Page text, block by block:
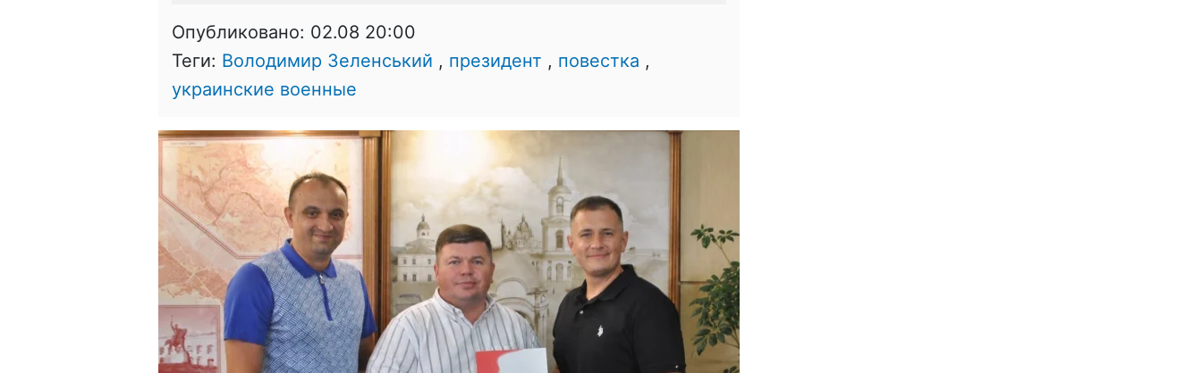
Опубликовано: 02.08 20:00
Теги: Володимир Зеленський , президент , повестка ,
украинские военные